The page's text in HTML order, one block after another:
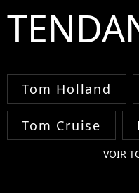
Tom Holland
Tom Cruise
VOIR